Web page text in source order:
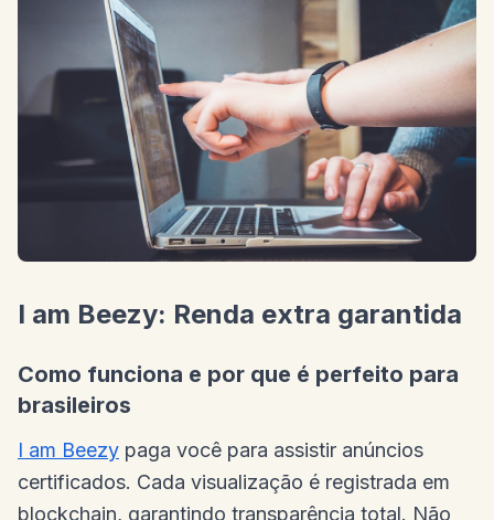
I am Beezy: Renda extra garantida
Como funciona e por que é perfeito para
brasileiros
I am Beezy paga você para assistir anúncios
certificados. Cada visualização é registrada em
blockchain, garantindo transparência total. Não